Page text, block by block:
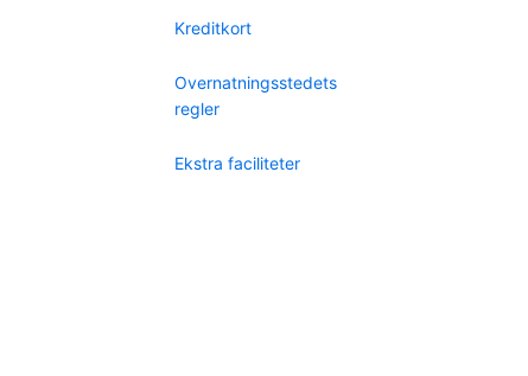
Kreditkort
Overnatningsstedets
regler
Ekstra faciliteter